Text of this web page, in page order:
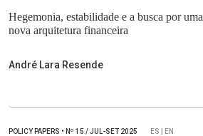
Hegemonia, estabilidade e a busca por uma
nova arquitetura financeira
André Lara Resende
POLICY PAPERS • Nº 15 / JUL-SET 2025 ES | EN